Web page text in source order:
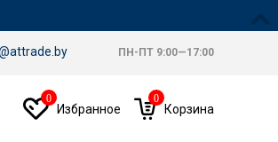
ПН-ПТ 9:00—17:00
0
Избранное
0
Корзина